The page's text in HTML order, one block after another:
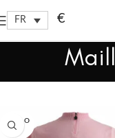
FR €
SOLD O
UT
Free shipping within